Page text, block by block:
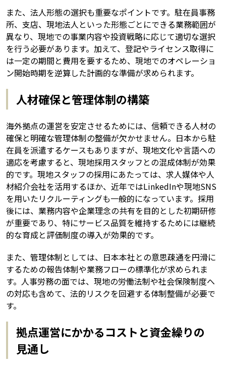
また、法人形態の選択も重要なポイントです。駐在員事務
所、支店、現地法人といった形態ごとにできる業務範囲が
異なり、現地での事業内容や投資戦略に応じて適切な選択
を行う必要があります。加えて、登記やライセンス取得に
は一定の期間と費用を要するため、現地でのオペレーショ
ン開始時期を逆算した計画的な準備が求められます。
人材確保と管理体制の構築
海外拠点の運営を安定させるためには、信頼できる人材の
確保と明確な管理体制の整備が欠かせません。日本から駐
在員を派遣するケースもありますが、現地文化や言語への
適応を考慮すると、現地採用スタッフとの混成体制が効果
的です。現地スタッフの採用にあたっては、求人媒体や人
材紹介会社を活用するほか、近年ではLinkedInや現地SNS
を用いたリクルーティングも一般的になっています。採用
後には、業務内容や企業理念の共有を目的とした初期研修
が重要であり、特にサービス品質を維持するためには継続
的な育成と評価制度の導入が効果的です。
また、管理体制としては、日本本社との意思疎通を円滑に
するための報告体制や業務フローの標準化が求められま
す。人事労務の面では、現地の労働法制や社会保険制度へ
の対応も含めて、法的リスクを回避する体制整備が必要で
す。
拠点運営にかかるコストと資金繰りの
見通し